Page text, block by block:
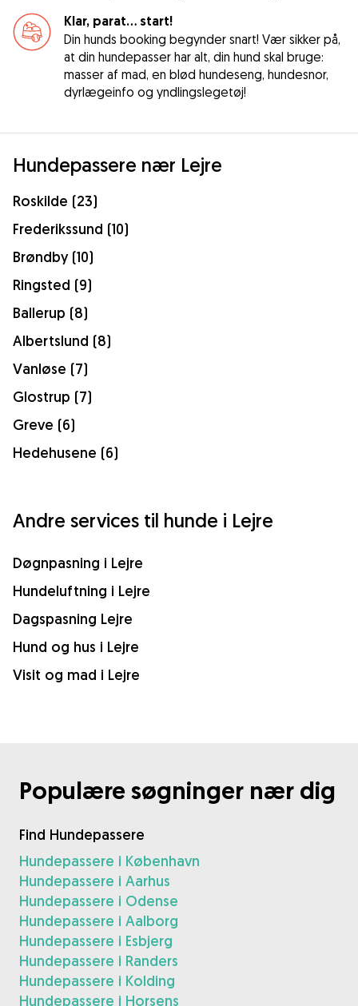
Klar, parat... start!
Din hunds booking begynder snart! Vær sikker på,
at din hundepasser har alt, din hund skal bruge:
masser af mad, en blød hundeseng, hundesnor,
dyrlægeinfo og yndlingslegetøj!
Hundepassere nær Lejre
Roskilde (23)
Frederikssund (10)
Brøndby (10)
Ringsted (9)
Ballerup (8)
Albertslund (8)
Vanløse (7)
Glostrup (7)
Greve (6)
Hedehusene (6)
Andre services til hunde i Lejre
Døgnpasning i Lejre
Hundeluftning i Lejre
Dagspasning Lejre
Hund og hus i Lejre
Visit og mad i Lejre
Populære søgninger nær dig
Find Hundepassere
Hundepassere i København
Hundepassere i Aarhus
Hundepassere i Odense
Hundepassere i Aalborg
Hundepassere i Esbjerg
Hundepassere i Randers
Hundepassere i Kolding
Hundepassere i Horsens